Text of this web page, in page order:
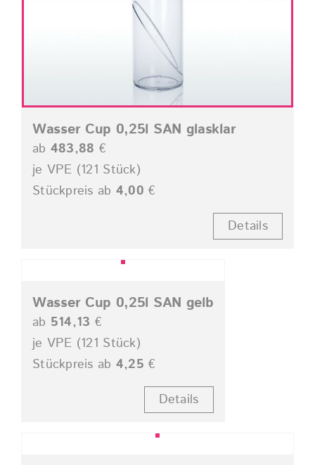
Wasser Cup 0,25l SAN glasklar
ab 483,88 €
je VPE (121 Stück)
Stückpreis ab 4,00 €
Details
Wasser Cup 0,25l SAN gelb
ab 514,13 €
je VPE (121 Stück)
Stückpreis ab 4,25 €
Details